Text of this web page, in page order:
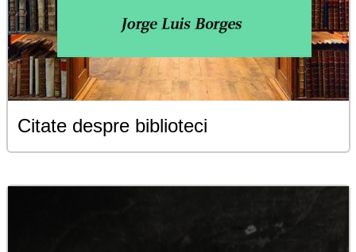
Citate despre biblioteci